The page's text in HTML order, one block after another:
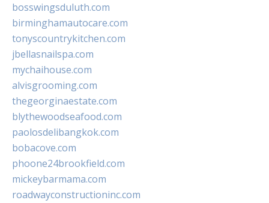
bosswingsduluth.com
birminghamautocare.com
tonyscountrykitchen.com
jbellasnailspa.com
mychaihouse.com
alvisgrooming.com
thegeorginaestate.com
blythewoodseafood.com
paolosdelibangkok.com
bobacove.com
phoone24brookfield.com
mickeybarmama.com
roadwayconstructioninc.com